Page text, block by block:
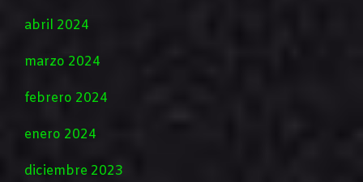
abril 2024
marzo 2024
febrero 2024
enero 2024
diciembre 2023